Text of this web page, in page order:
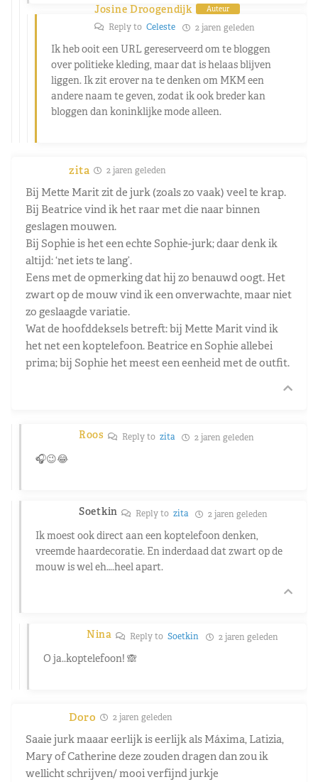
Josine Droogendijk Auteur
Reply to Celeste 2 jaren geleden
Ik heb ooit een URL gereserveerd om te bloggen
over politieke kleding, maar dat is helaas blijven
liggen. Ik zit erover na te denken om MKM een
andere naam te geven, zodat ik ook breder kan
bloggen dan koninklijke mode alleen.
zita 2 jaren geleden
Bij Mette Marit zit de jurk (zoals zo vaak) veel te krap.
Bij Beatrice vind ik het raar met die naar binnen
geslagen mouwen.
Bij Sophie is het een echte Sophie-jurk; daar denk ik
altijd: ‘net iets te lang’.
Eens met de opmerking dat hij zo benauwd oogt. Het
zwart op de mouw vind ik een onverwachte, maar niet
zo geslaagde variatie.
Wat de hoofddeksels betreft: bij Mette Marit vind ik
het net een koptelefoon. Beatrice en Sophie allebei
prima; bij Sophie het meest een eenheid met de outfit.
Roos Reply to zita 2 jaren geleden
🎧😉😂
Soetkin Reply to zita 2 jaren geleden
Ik moest ook direct aan een koptelefoon denken,
vreemde haardecoratie. En inderdaad dat zwart op de
mouw is wel eh….heel apart.
Nina Reply to Soetkin 2 jaren geleden
O ja..koptelefoon! 🙈
Doro 2 jaren geleden
Saaie jurk maaar eerlijk is eerlijk als Máxima, Latizia,
Mary of Catherine deze zouden dragen dan zou ik
wellicht schrijven/ mooi verfijnd jurkje